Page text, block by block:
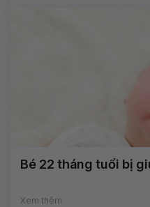
Bé 22 tháng tuổi bị
Xem thêm